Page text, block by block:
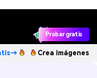
Probar gratis
Crea imágenes IA